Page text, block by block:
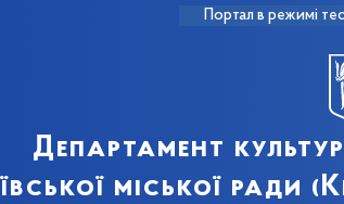
Портал в режимі
Департамент
міської ради